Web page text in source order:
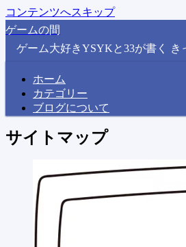
コンテンツへスキップ
ゲームの間
ゲーム大好きYSYKと33が書く き
ホーム
カテゴリー
ブログについて
サイトマップ